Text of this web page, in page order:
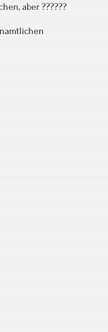
aber ??????